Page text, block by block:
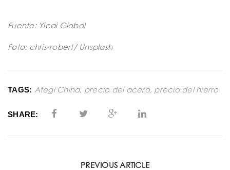
Fuente: Yicai Global
Foto: chris-robert/ Unsplash
TAGS: Ategi China, precio del acero, precio del hierro
SHARE:
PREVIOUS ARTICLE